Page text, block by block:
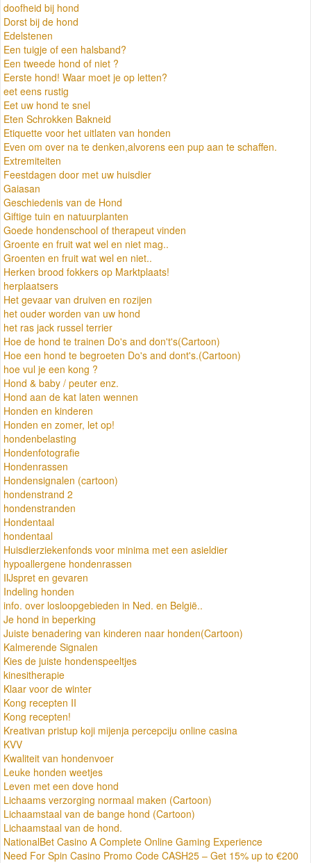
doofheid bij hond
Dorst bij de hond
Edelstenen
Een tuigje of een halsband?
Een tweede hond of niet ?
Eerste hond! Waar moet je op letten?
eet eens rustig
Eet uw hond te snel
Eten Schrokken Bakneid
Etiquette voor het uitlaten van honden
Even om over na te denken,alvorens een pup aan te schaffen.
Extremiteiten
Feestdagen door met uw huisdier
Gaiasan
Geschiedenis van de Hond
Giftige tuin en natuurplanten
Goede hondenschool of therapeut vinden
Groente en fruit wat wel en niet mag..
Groenten en fruit wat wel en niet..
Herken brood fokkers op Marktplaats!
herplaatsers
Het gevaar van druiven en rozijen
het ouder worden van uw hond
het ras jack russel terrier
Hoe de hond te trainen Do's and don't's(Cartoon)
Hoe een hond te begroeten Do's and dont's.(Cartoon)
hoe vul je een kong ?
Hond & baby / peuter enz.
Hond aan de kat laten wennen
Honden en kinderen
Honden en zomer, let op!
hondenbelasting
Hondenfotografie
Hondenrassen
Hondensignalen (cartoon)
hondenstrand 2
hondenstranden
Hondentaal
hondentaal
Huisdierziekenfonds voor minima met een asieldier
hypoallergene hondenrassen
IIJspret en gevaren
Indeling honden
info. over losloopgebieden in Ned. en België..
Je hond in beperking
Juiste benadering van kinderen naar honden(Cartoon)
Kalmerende Signalen
Kies de juiste hondenspeeltjes
kinesitherapie
Klaar voor de winter
Kong recepten II
Kong recepten!
Kreativan pristup koji mijenja percepciju online casina
KVV
Kwaliteit van hondenvoer
Leuke honden weetjes
Leven met een dove hond
Lichaams verzorging normaal maken (Cartoon)
Lichaamstaal van de bange hond (Cartoon)
Lichaamstaal van de hond.
NationalBet Casino A Complete Online Gaming Experience
Need For Spin Casino Promo Code CASH25 – Get 15% up to €200